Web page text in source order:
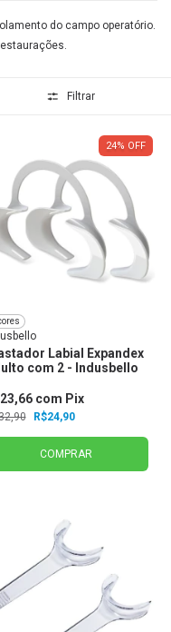
do campo operatório.
Filtrar
24% OFF
Labial Expandex
com 2 - Indusbello
R$24,90
com Pix
COMPRAR